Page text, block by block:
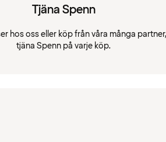
Tjäna Spenn
hos oss eller köp från våra många
tjäna Spenn på varje köp.